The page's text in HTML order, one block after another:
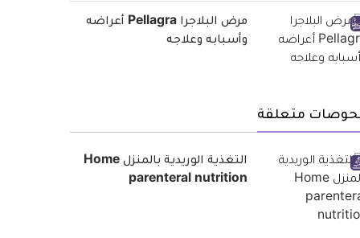
مرض البلاجرا Pellagra أعراضه
وأسبابه وعلاجه
متعلقة
التغذية الوريدية بالمنزل Home
parenteral nutrition